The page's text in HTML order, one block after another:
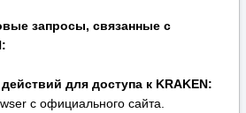
в системе KRAKEN.
двухфакторную аутентификацию в
рассмотрите
VPN-сервиса перед запуском